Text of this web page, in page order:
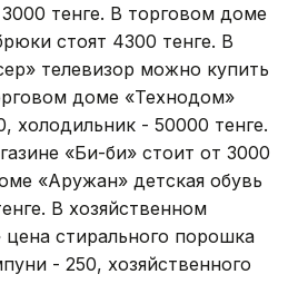
тенге. В торговом доме
стоят 4300 тенге. В
телевизор можно купить
доме «Технодом»
холодильник - 50000 тенге.
«Би-би» стоит от 3000
«Аружан» детская обувь
В хозяйственном
цена стирального порошка
- 250, хозяйственного